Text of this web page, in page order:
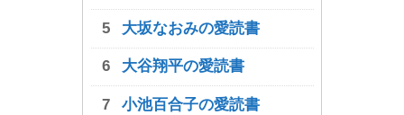
大坂なおみの愛読書
大谷翔平の愛読書
小池百合子の愛読書